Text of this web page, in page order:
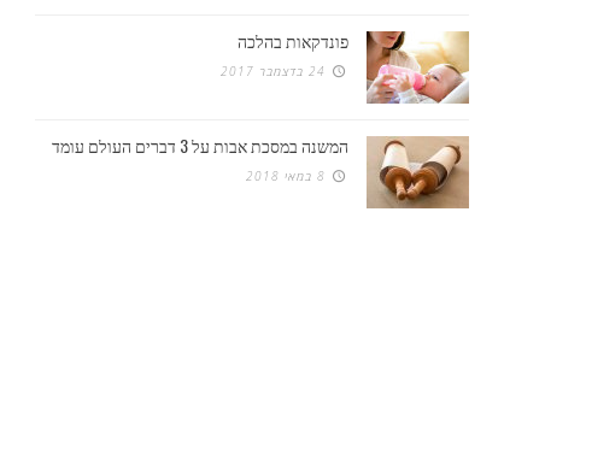
פונדקאות בהלכה
24 בדצמבר 2017
המשנה במסכת אבות על 3 דברים העולם עומד
8 במאי 2018